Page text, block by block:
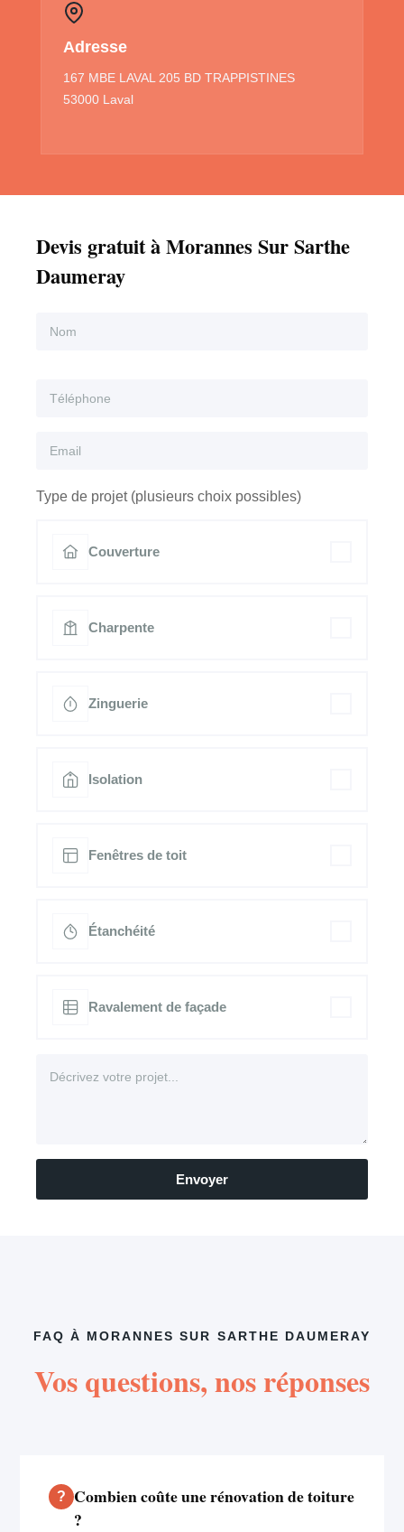
Adresse
167 MBE LAVAL 205 BD TRAPPISTINES
53000 Laval
Devis gratuit à Morannes Sur Sarthe
Daumeray
Type de projet (plusieurs choix possibles)
Couverture
Charpente
Zinguerie
Isolation
Fenêtres de toit
Étanchéité
Ravalement de façade
Envoyer
FAQ À MORANNES SUR SARTHE DAUMERAY
Vos questions, nos réponses
Combien coûte une rénovation de toiture
?